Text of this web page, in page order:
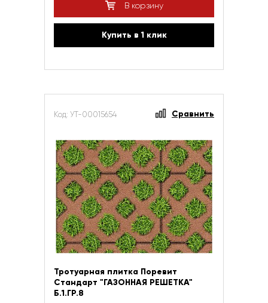
В корзину
Купить в 1 клик
Код: УТ-00015654 Сравнить
Тротуарная плитка Поревит
Стандарт "ГАЗОННАЯ РЕШЕТКА"
Б.1.ГР.8